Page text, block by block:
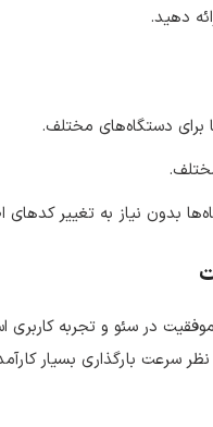
دهید.
برای دستگاه‌های مختلف.
بدون نیاز به تغییر کدهای
در سئو و تجربه کاربری
بارگذاری بسیار کارآمد